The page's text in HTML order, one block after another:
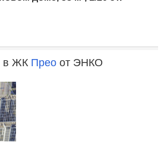
в ЖК Прео от ЭНКО